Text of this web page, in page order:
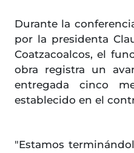
Durante la
por la presidenta
Coatzacoalcos, el
obra registra un
entregada cinco
establecido en el
"Estamos